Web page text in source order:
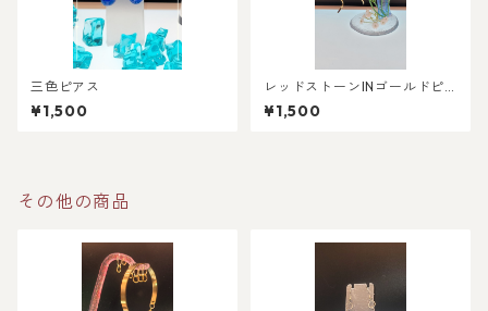
三色ピアス
¥1,500
レッドストーンINゴールドピ
アス
¥1,500
その他の商品